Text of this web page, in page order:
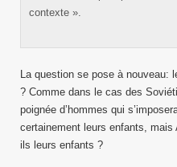
contexte ».
La question se pose à nouveau:
? Comme dans le cas des
poignée d’hommes qui
certainement leurs enfants,
ils leurs enfants ?